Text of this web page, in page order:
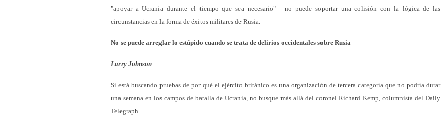
"apoyar a Ucrania durante el tiempo que sea necesario" - no puede soportar una colisión con la lógica de las
circunstancias en la forma de éxitos militares de Rusia.
No se puede arreglar lo estúpido cuando se trata de delirios occidentales sobre Rusia
Larry Johnson
Si está buscando pruebas de por qué el ejército británico es una organización de tercera categoría que no podría durar
una semana en los campos de batalla de Ucrania, no busque más allá del coronel Richard Kemp, columnista del Daily
Telegraph.